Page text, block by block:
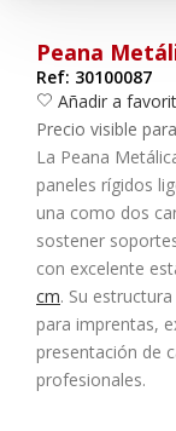
Peana
Ref: 30100087
Añadir a
Precio visible
La Peana
paneles rígidos
una como dos
sostener
con excelente
cm. Su
para imprentas,
presentación de
profesionales.